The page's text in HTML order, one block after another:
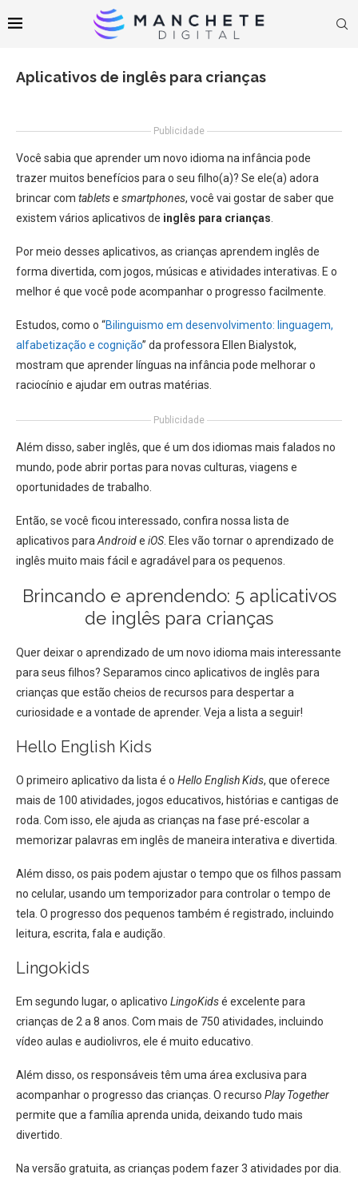
Aplicativos de inglês para crianças
Publicidade
Você sabia que aprender um novo idioma na infância pode
trazer muitos benefícios para o seu filho(a)? Se ele(a) adora
brincar com tabletse smartphones, você vai gostar de saber que
existem vários aplicativos de inglês para crianças
Por meio desses aplicativos, as crianças aprendem inglês de
forma divertida, com jogos, músicas e atividades interativas. E o
melhor é que você pode acompanhar o progresso facilmente.
Estudos, como o “Bilinguismo em desenvolvimento: linguagem,
alfabetização e cognição” da professora Ellen Bialystok,
mostram que aprender línguas na infância pode melhorar o
raciocínio e ajudar em outras matérias.
Publicidade
Além disso, saber inglês, que é um dos idiomas mais falados no
mundo, pode abrir portas para novas culturas, viagens e
oportunidades de trabalho.
Então, se você ficou interessado, confira nossa lista de
aplicativos para Androide iOS . Eles vão tornar o aprendizado de
inglês muito mais fácil e agradável para os pequenos.
Brincando e aprendendo: 5 aplicativos
de inglês para crianças
Quer deixar o aprendizado de um novo idioma mais interessante
para seus filhos? Separamos cinco aplicativos de inglês para
crianças que estão cheios de recursos para despertar a
curiosidade e a vontade de aprender. Veja a lista a seguir!
Hello English Kids
O primeiro aplicativo da lista é o Hello English Kids, que oferece
mais de 100 atividades, jogos educativos, histórias e cantigas de
roda. Com isso, ele ajuda as crianças na fase pré-escolar a
memorizar palavras em inglês de maneira interativa e divertida.
Além disso, os pais podem ajustar o tempo que os filhos passam
no celular, usando um temporizador para controlar o tempo de
tela. O progresso dos pequenos também é registrado, incluindo
leitura, escrita, fala e audição.
Lingokids
Em segundo lugar, o aplicativo LingoKidsé excelente para
crianças de 2 a 8 anos. Com mais de 750 atividades, incluindo
vídeo aulas e audiolivros, ele é muito educativo.
Além disso, os responsáveis têm uma área exclusiva para
acompanhar o progresso das crianças. O recurso Play Together
permite que a família aprenda unida, deixando tudo mais
divertido.
Na versão gratuita, as crianças podem fazer 3 atividades por dia.